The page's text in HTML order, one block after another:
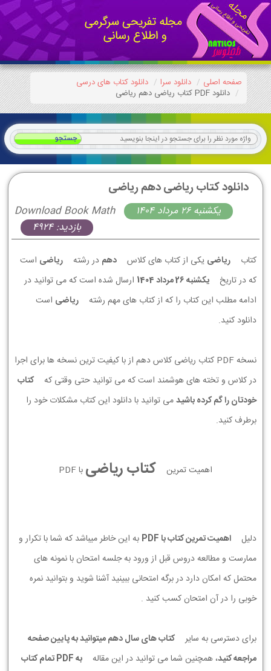
صفحه اصلی دانلود سرا
دانلود کتاب های درسی
دانلود PDF کتاب ریاضی دهم ریاضی
دانلود کتاب ریاضی دهم ریاضی
Download Book Math
يكشنبه 26 مرداد 1404
بازدید: 4924
کتاب ریاضی یکی از کتاب های کلاس دهم در رشته ریاضی است
که در تاریخ
يكشنبه 26 مرداد 1404
ارسال شده است که می توانید در
ادامه مطلب این کتاب را که از کتاب های مهم رشته
ریاضی است
دانلود کنید.
نسخه PDF کتاب ریاضی کلاس دهم از با کیفیت ترین نسخه ها برای اجرا
در کلاس و تخته های هوشمند است که می توانید حتی وقتی که
کتاب
خودتان را گم کرده باشیدمی توانید با دانلود این کتاب مشکلات خود را
برطرف کنید.
اهمیت تمرین کتاب ریاضی با PDF
دلیل اهمیت تمرین کتاب با PDF
به این خاطر میباشد که شما با تکرار و
ممارست و مطالعه دروس قبل از ورود به جلسه امتحان با نمونه های
محتمل که امکان دارد در برگه امتحانی ببینید آشنا شوید و بتوانید نمره
خوبی را در آن امتحان کسب کنید .
برای دسترسی به سایر
کتاب های سال دهم میتوانید به پایین صفحه
مراجعه کنید، همچنین شما می توانید در این مقاله
به PDF تمام کتاب